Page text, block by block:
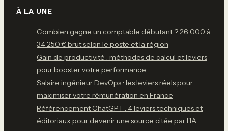
À LA UNE
Combien gagne un comptable débutant ? 26 000 à
34 250 € brut selon le poste et la région
Gain de productivité : méthodes de calcul et leviers
pour booster votre performance
Salaire ingénieur DevOps : les leviers réels pour
maximiser votre rémunération en France
Référencement ChatGPT : 4 leviers techniques et
éditoriaux pour devenir une source citée par l'IA